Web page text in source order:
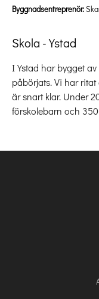
Skola - Ystad
I Ystad har bygget
påbörjats. Vi har
är snart klar. Under
förskolebarn och
Byggnadsentreprenör: